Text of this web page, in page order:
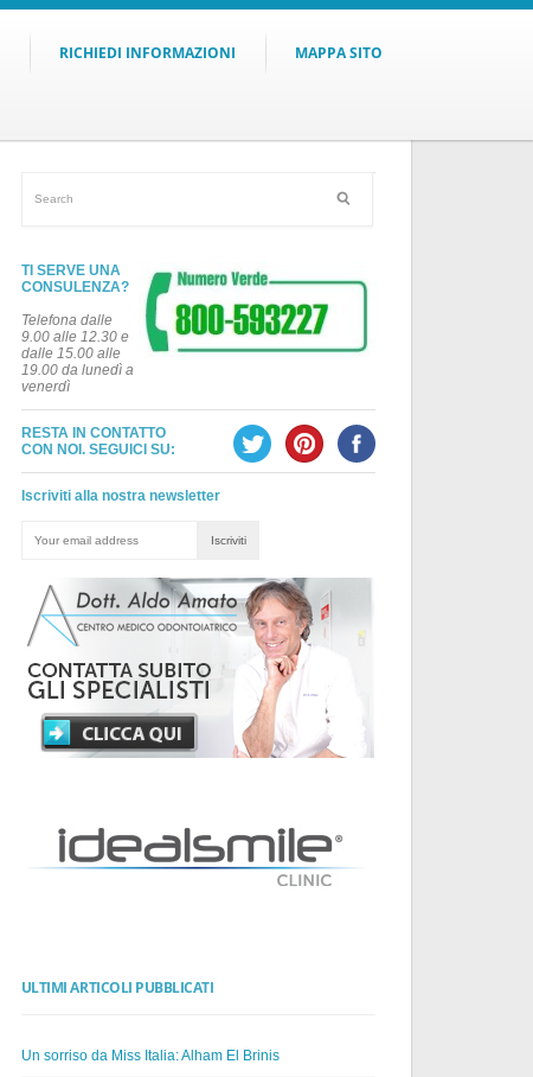
RICHIEDI INFORMAZIONI MAPPA SITO
TI SERVE UNA
CONSULENZA?
Telefona dalle
9.00 alle 12.30 e
dalle 15.00 alle
19.00 da lunedì a
venerdì
RESTA IN CONTATTO
CON NOI. SEGUICI SU:
Iscriviti alla nostra newsletter
ULTIMI ARTICOLI PUBBLICATI
Un sorriso da Miss Italia: Alham El Brinis